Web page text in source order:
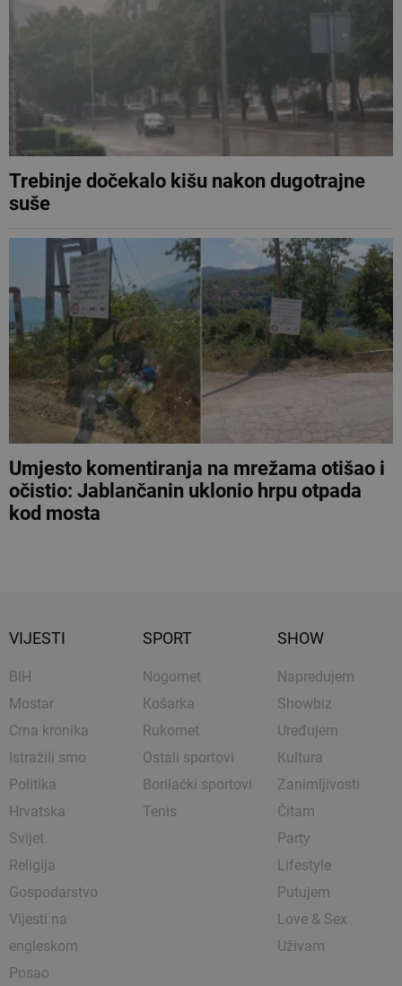
Trebinje dočekalo kišu nakon dugotrajne
suše
Umjesto komentiranja na mrežama otišao i
očistio: Jablančanin uklonio hrpu otpada
kod mosta
VIJESTI
BIH
Mostar
Crna kronika
Istražili smo
Politika
Hrvatska
Svijet
Religija
Gospodarstvo
Vijesti na
engleskom
Posao
SPORT
Nogomet
Košarka
Rukomet
Ostali sportovi
Borilački sportovi
Tenis
SHOW
Napredujem
Showbiz
Uređujem
Kultura
Zanimljivosti
Čitam
Party
Lifestyle
Putujem
Love & Sex
Uživam